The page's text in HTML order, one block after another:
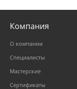
Компания
О компании
Специалисты
Мастерские
Сертификаты